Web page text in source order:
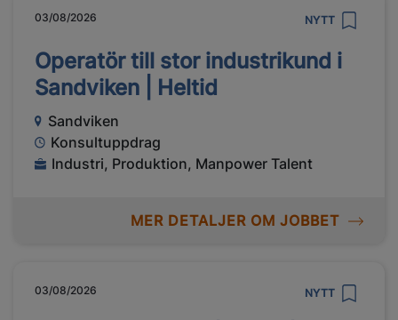
03/08/2026 NYTT
Operatör till stor industrikund i
Sandviken | Heltid
Sandviken
Konsultuppdrag
Industri, Produktion, Manpower Talent
MER DETALJER OM JOBBET
03/08/2026 NYTT